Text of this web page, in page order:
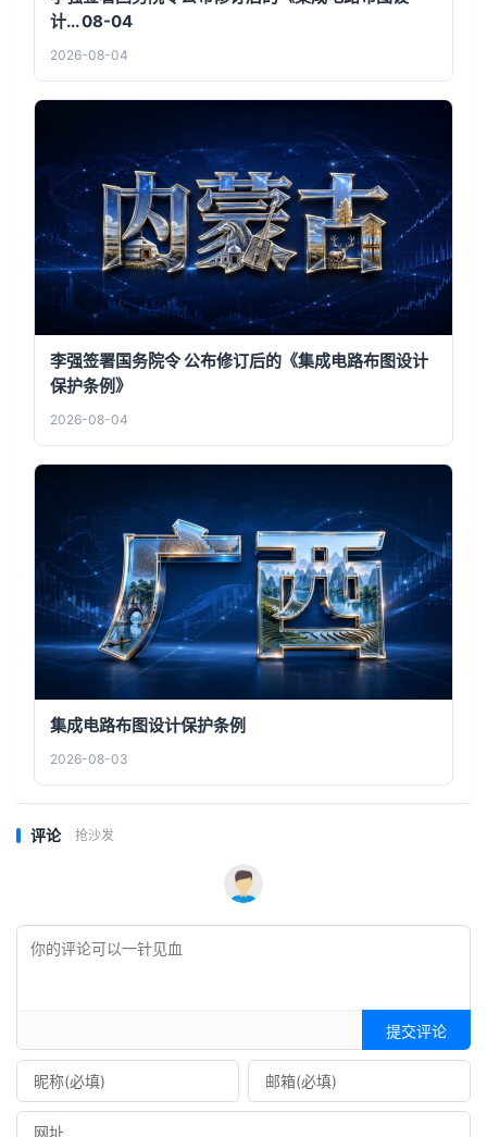
计... 08-04
2026-08-04
李强签署国务院令 公布修订后的《集成电路布图设计
保护条例》
2026-08-04
集成电路布图设计保护条例
2026-08-03
评论 抢沙发
提交评论